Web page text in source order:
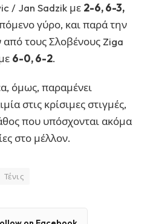
/ Jan Sadzik με 2-6, 6-3,
γύρο, και παρά την
τους Σλοβένους Ziga
6-0, 6-2.
όμως, παραμένει
στις κρίσιμες στιγμές,
που υπόσχονται ακόμα
στο μέλλον.
Τένις